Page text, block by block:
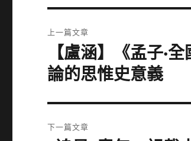
章
導
上一篇文章
一
篇
文
【盧涵】《孟子·
論的思惟史意義
下一篇文章